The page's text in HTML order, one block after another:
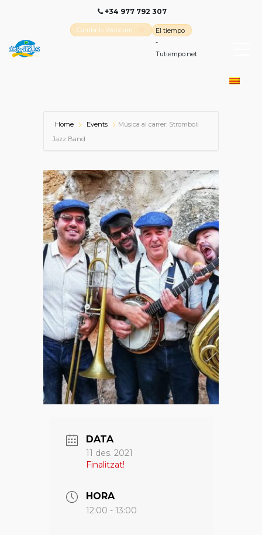
+34 977 792 307
Cambrils Webcam
El tiempo
-
Tutiempo.net
Home Events
Música al carrer: Stromboli
Jazz Band
DATA
11 des. 2021
Finalitzat!
HORA
12:00 - 13:00